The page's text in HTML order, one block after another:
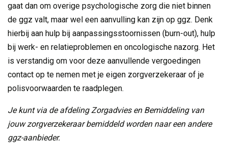
gaat dan om overige psychologische zorg die niet binnen
de ggz valt, maar wel een aanvulling kan zijn op ggz. Denk
hierbij aan hulp bij aanpassingsstoornissen (burn-out), hulp
bij werk- en relatieproblemen en oncologische nazorg. Het
is verstandig om voor deze aanvullende vergoedingen
contact op te nemen met je eigen zorgverzekeraar of je
polisvoorwaarden te raadplegen.
Je kunt via de afdeling Zorgadvies en Bemiddeling van
jouw zorgverzekeraar bemiddeld worden naar een andere
ggz-aanbieder.